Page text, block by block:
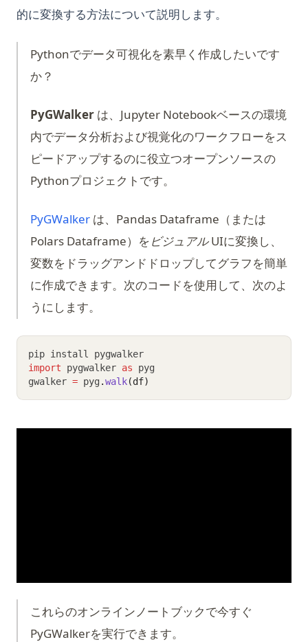
的に変換する方法について説明します。
Pythonでデータ可視化を素早く作成したいです
か？
PyGWalkerは、Jupyter Notebookベースの環境
内でデータ分析および視覚化のワークフローをス
ピードアップするのに役立つオープンソースの
Pythonプロジェクトです。
PyGWalker(opens in a new tab)
は、Pandas Dataframe（または
Polars Dataframe）をビジュアルUIに変換し、
変数をドラッグアンドドロップしてグラフを簡単
に作成できます。次のコードを使用して、次のよ
うにします。
pip install pygwalker
import pygwalker as pyg
gwalker = pyg .walk(df)
これらのオンラインノートブックで今すぐ
PyGWalkerを実行できます。